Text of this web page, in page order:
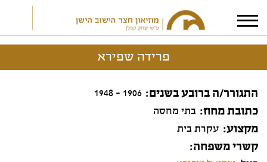
אני מאשר/ת אתתנאי הפרטיות
פרידה שפירא
התגורר/ה ברובע בשנים 1906 - 1948
כתובת מחוז בתי מחסה
מקצוע עקרת בית
קשרי משפחה